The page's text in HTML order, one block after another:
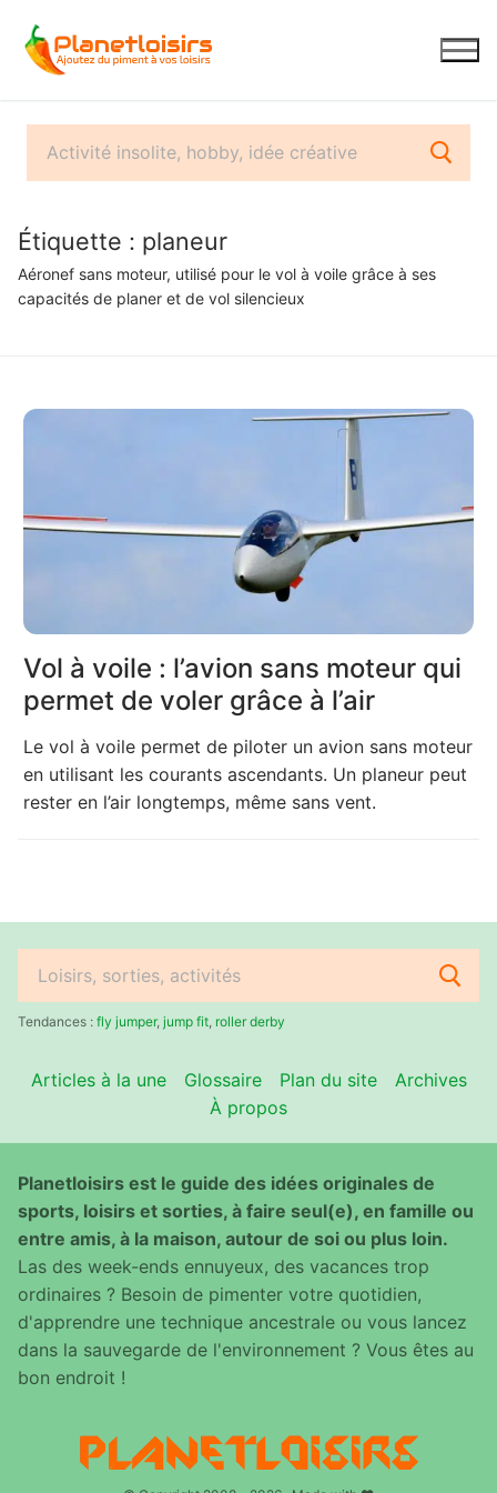
contenu
Étiquette : planeur
Aéronef sans moteur, utilisé pour le vol à voile grâce à ses
capacités de planer et de vol silencieux
Vol à voile : l’avion sans moteur qui
permet de voler grâce à l’air
Le vol à voile permet de piloter un avion sans moteur
en utilisant les courants ascendants. Un planeur peut
rester en l’air longtemps, même sans vent.
Rechercher
:Tendances : fly jumper, jump fit roller derby
Articles à la une Glossaire Plan du site
Archives
À propos
Planetloisirs est le guide des idées originales de
sports, loisirs et sorties, à faire seul(e), en famille ou
entre amis, à la maison, autour de soi ou plus loin.
Las des week-ends ennuyeux, des vacances trop
ordinaires ? Besoin de pimenter votre quotidien,
d'apprendre une technique ancestrale ou vous lancez
dans la sauvegarde de l'environnement ? Vous êtes au
bon endroit !